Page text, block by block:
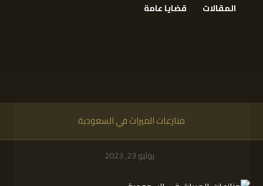
المقالات قضايا عامة
منازعات الميراث في السعودية
يوليو 23, 2023